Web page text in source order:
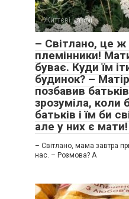
Життєві історії
– Світлано, це ж
племінники!
буває. Куди їм
будинок? –
позбавив
зрозуміла, коли
батьків і їм би
але у них є
– Світлано, мама завтра
нас. – Розмова? А